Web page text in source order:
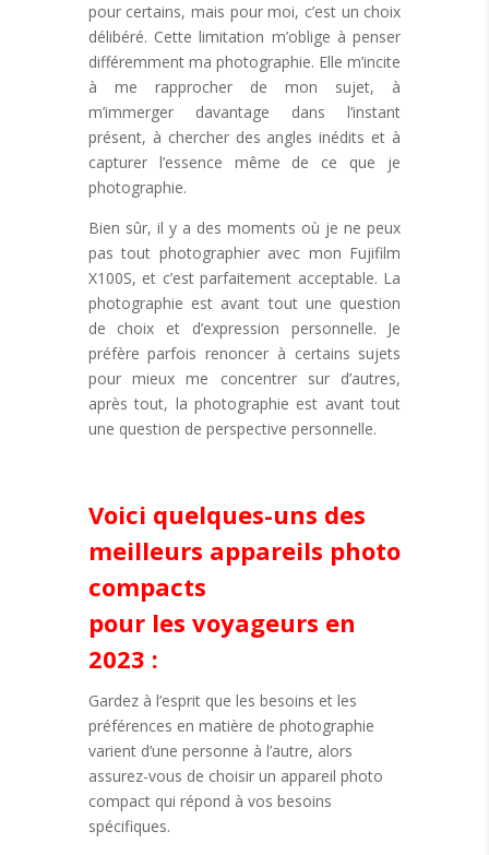
pour certains, mais pour moi, c’est un choix
délibéré. Cette limitation m’oblige à penser
différemment ma photographie. Elle m’incite
à me rapprocher de mon sujet, à
m’immerger davantage dans l’instant
présent, à chercher des angles inédits et à
capturer l’essence même de ce que je
photographie.
Bien sûr, il y a des moments où je ne peux
pas tout photographier avec mon Fujifilm
X100S, et c’est parfaitement acceptable. La
photographie est avant tout une question
de choix et d’expression personnelle. Je
préfère parfois renoncer à certains sujets
pour mieux me concentrer sur d’autres,
après tout, la photographie est avant tout
une question de perspective personnelle.
Voici quelques-uns des
meilleurs appareils photo
compacts
pour les voyageurs en
2023 :
Gardez à l’esprit que les besoins et les
préférences en matière de photographie
varient d’une personne à l’autre, alors
assurez-vous de choisir un appareil photo
compact qui répond à vos besoins
spécifiques.